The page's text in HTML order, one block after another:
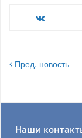
Пред. новость
Наши